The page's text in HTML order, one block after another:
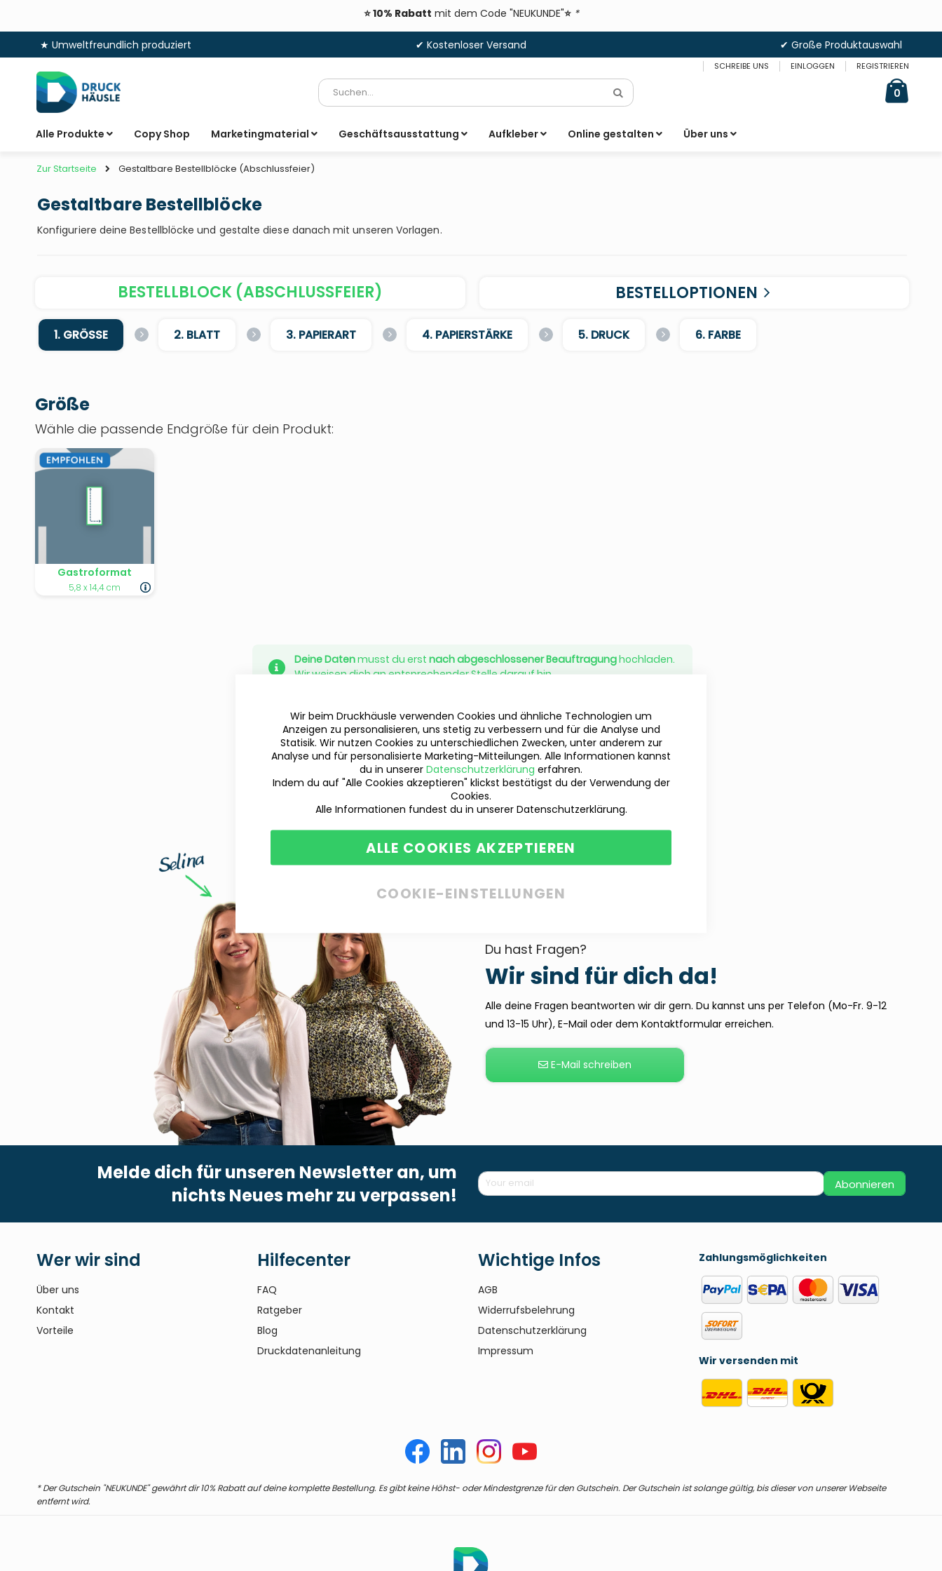
⭐ 10% Rabatt mit dem Code "NEUKUNDE"⭐ *
★ Umweltfreundlich produziert ✔ Kostenloser Versand
✔ Große Produktauswahl
Inhalt
springen
SCHREIBE UNS EINLOGGEN REGISTRIEREN
0items
Suche
Alle Produkte Copy Shop Marketingmaterial Geschäftsausstattung Aufkleber Online gestalten Über uns
Zur Startseite Gestaltbare Bestellblöcke (Abschlussfeier)
Gestaltbare Bestellblöcke
Konfiguriere deine Bestellblöcke und gestalte diese danach mit unseren Vorlagen.
BESTELLBLOCK (ABSCHLUSSFEIER) BESTELLOPTIONEN
1. GRÖSSE 2. BLATT 3. PAPIERART 4. PAPIERSTÄRKE 5. DRUCK 6. FARBE
Größe
Wähle die passende Endgröße für dein Produkt:
Gastroformat
5,8 x 14,4 cm
Deine Datenmusst du erst nach abgeschlossener Beauftragunghochladen.
Wir weisen dich an entsprechender Stelle darauf hin.
Du hast Fragen?
Wir sind für dich da!
Alle deine Fragen beantworten wir dir gern. Du kannst uns per Telefon (Mo-Fr. 9-12
und 13-15 Uhr), E-Mail oder dem Kontaktformular erreichen.
E-Mail schreiben
Melde dich für unseren Newsletter an, um
nichts Neues mehr zu verpassen!
Abonnieren
Wer wir sind
Über uns
Kontakt
Vorteile
Hilfecenter
FAQ
Ratgeber
Blog
Druckdatenanleitung
Wichtige Infos
AGB
Widerrufsbelehrung
Datenschutzerklärung
Impressum
Zahlungsmöglichkeiten
Wir versenden mit
* Der Gutschein "NEUKUNDE" gewährt dir 10% Rabatt auf deine komplette Bestellung. Es gibt keine Höhst- oder Mindestgrenze für den Gutschein. Der Gutschein ist solange gültig, bis dieser von unserer Webseite
entfernt wird.
Wir beim Druckhäusle verwenden Cookies und ähnliche Technologien um
Anzeigen zu personalisieren, uns stetig zu verbessern und für die Analyse und
Statisik. Wir nutzen Cookies zu unterschiedlichen Zwecken, unter anderem zur
Analyse und für personalisierte Marketing-Mitteilungen. Alle Informationen kannst
du in unserer Datenschutzerklärung erfahren.
Indem du auf "Alle Cookies akzeptieren" klickst bestätigst du der Verwendung der
Cookies.
Alle Informationen fundest du in unserer Datenschutzerklärung.
ALLE COOKIES AKZEPTIEREN
COOKIE-EINSTELLUNGEN